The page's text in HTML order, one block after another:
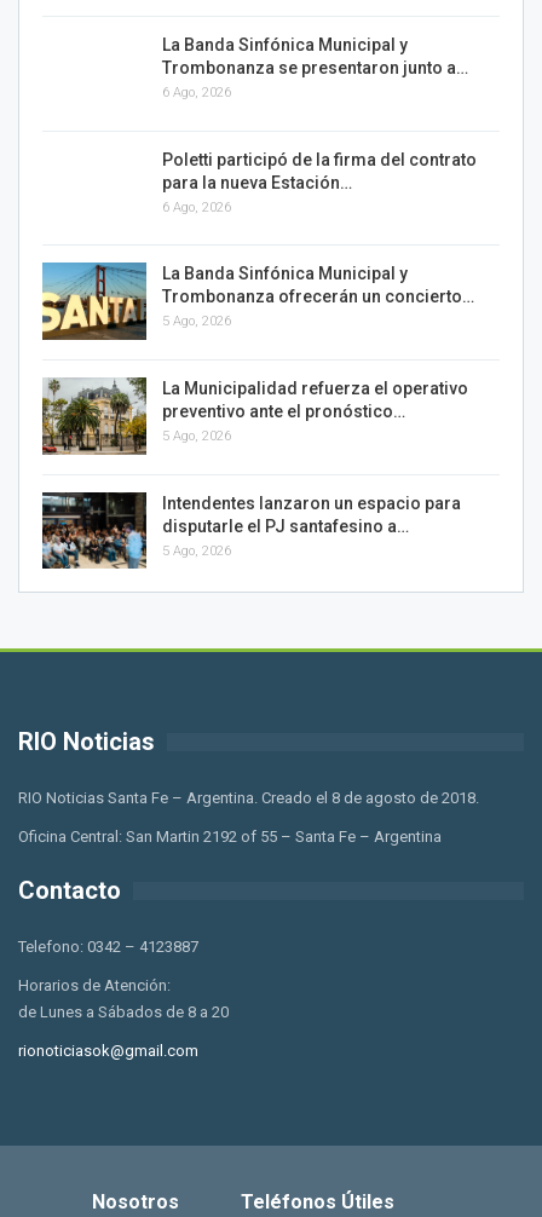
La Banda Sinfónica Municipal y
Trombonanza se presentaron junto a…
6 Ago, 2026
Poletti participó de la firma del contrato
para la nueva Estación…
6 Ago, 2026
La Banda Sinfónica Municipal y
Trombonanza ofrecerán un concierto…
5 Ago, 2026
La Municipalidad refuerza el operativo
preventivo ante el pronóstico…
5 Ago, 2026
Intendentes lanzaron un espacio para
disputarle el PJ santafesino a…
5 Ago, 2026
RIO Noticias
RIO Noticias Santa Fe – Argentina. Creado el 8 de agosto de 2018.
Oficina Central: San Martin 2192 of 55 – Santa Fe – Argentina
Contacto
Telefono: 0342 – 4123887
Horarios de Atención:
de Lunes a Sábados de 8 a 20
rionoticiasok@gmail.com
Nosotros Teléfonos Útiles